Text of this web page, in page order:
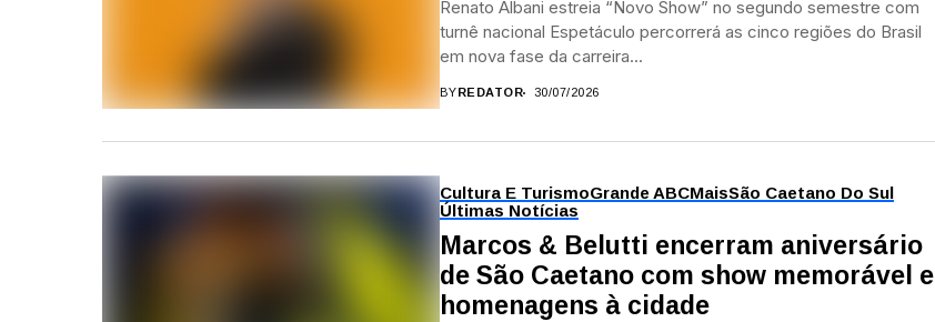
Renato Albani estreia “Novo Show” no segundo semestre com
turnê nacional Espetáculo percorrerá as cinco regiões do Brasil
em nova fase da carreira...
BY REDATOR 30/07/2026
Cultura E TurismoGrande ABCMaisSão Caetano Do Sul
Últimas Notícias
Marcos & Belutti encerram aniversário
de São Caetano com show memorável e
homenagens à cidade